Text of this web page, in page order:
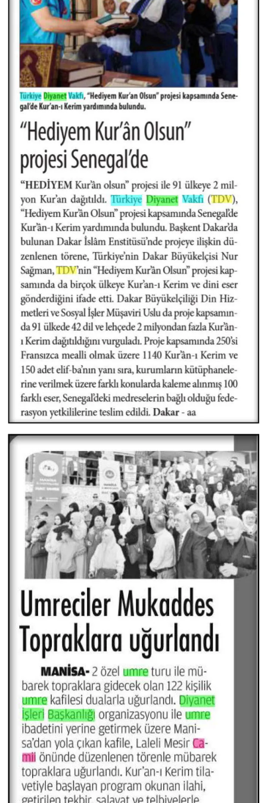
Gümüşhane Müftülüğü
Hakkari Müftülüğü
Hatay Müftülüğü
Iğdır Müftülüğü
Isparta Müftülüğü
İstanbul Müftülüğü
İzmir Müftülüğü
Kahramanmaraş Müftülüğü
Karabük Müftülüğü
Karaman Müftülüğü
Kars Müftülüğü
Kastamonu Müftülüğü
Kayseri Müftülüğü
Kilis Müftülüğü
Kırıkkale Müftülüğü
Kırklareli Müftülüğü
Kırşehir Müftülüğü
Kocaeli Müftülüğü
Konya Müftülüğü
Kütahya Müftülüğü
Malatya Müftülüğü
Manisa Müftülüğü
Mardin Müftülüğü
Mersin Müftülüğü
Muğla Müftülüğü
Muş Müftülüğü